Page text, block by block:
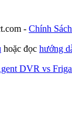
- Chính
hoặc đọc hướng
DVR vs